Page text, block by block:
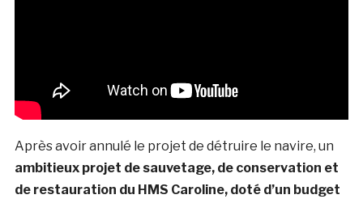
Après avoir annulé le projet de détruire le navire, un
ambitieux projet de sauvetage, de conservation et
de restauration du HMS Caroline, doté d’un budget